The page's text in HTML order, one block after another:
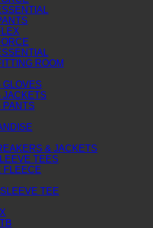
ROOM
GLOVES
JACKETS
PANTS
& JACKETS
TEES
FLEECE
TEE